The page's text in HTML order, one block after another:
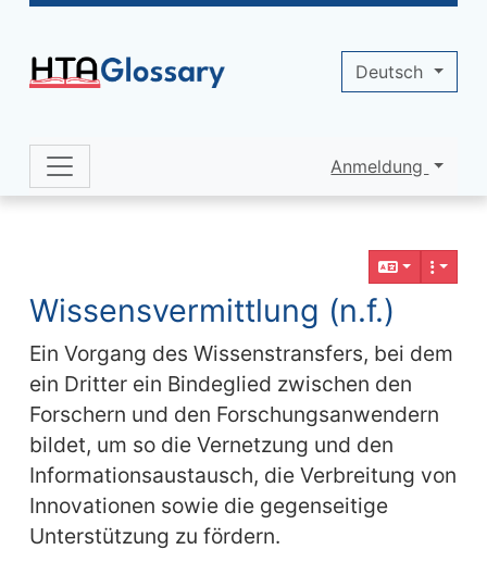
Navigation and related functionality
Wissensvermittlung (n.f.)
Ein Vorgang des Wissenstransfers, bei dem
ein Dritter ein Bindeglied zwischen den
Forschern und den Forschungsanwendern
bildet, um so die Vernetzung und den
Informationsaustausch, die Verbreitung von
Innovationen sowie die gegenseitige
Unterstützung zu fördern.
Site identity, navigation, etc.
Anmeldung
Deutsch